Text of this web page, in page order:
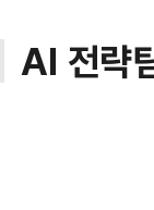
AI 전략